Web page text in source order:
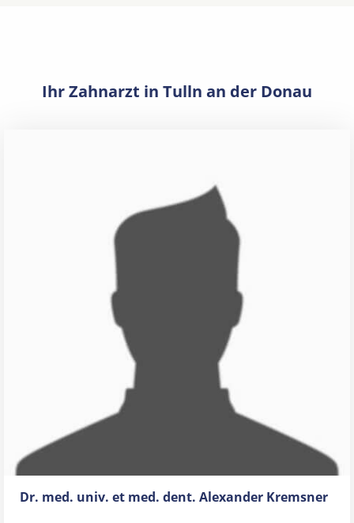
Ihr Zahnarzt in Tulln an der Donau
Dr. med. univ. et med. dent. Alexander Kremsner